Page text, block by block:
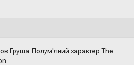
Груша: Полум'яний характер The